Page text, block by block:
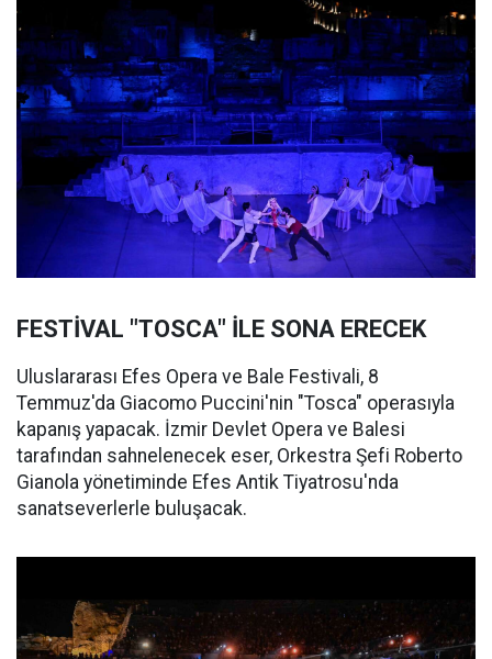
FESTİVAL "TOSCA" İLE SONA ERECEK
Uluslararası Efes Opera ve Bale Festivali, 8
Temmuz'da Giacomo Puccini'nin "Tosca" operasıyla
kapanış yapacak. İzmir Devlet Opera ve Balesi
tarafından sahnelenecek eser, Orkestra Şefi Roberto
Gianola yönetiminde Efes Antik Tiyatrosu'nda
sanatseverlerle buluşacak.